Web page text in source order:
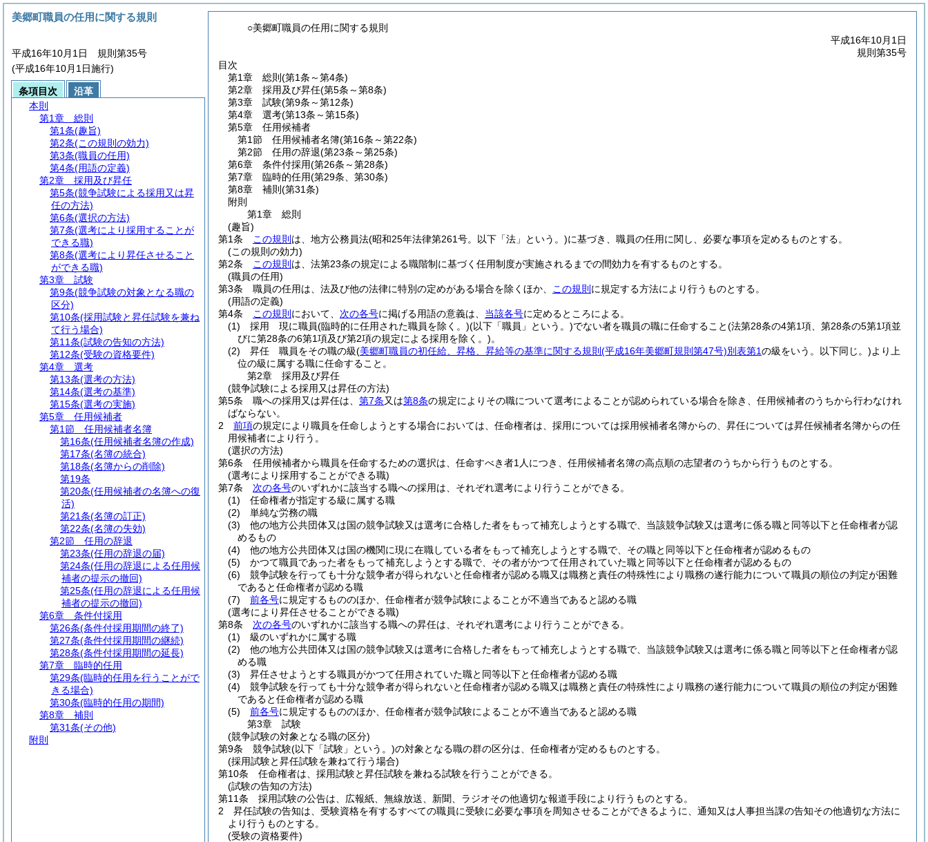
○美郷町職員の任用に関する規則
平成16年10月1日
規則第35号
目次
第1章
総則 (第1条～第4条)
第2章
採用及び昇任(第5条～第8条)
第3章
試験(第9条～第12条)
第4章
選考(第13条～第15条)
第5章
任用候補者
第1節
任用候補者名簿(第16条～第22条)
第2節
任用の辞退(第23条～第25条)
第6章
条件付採用(第26条～第28条)
第7章
臨時的任用(第29条、第30条)
第8章
補則 (第31条)
附則
第1章
総則
(趣旨)
第1条
この規則 は、地方公務員法(昭和25年法律第261号。以下「法」という。)に基づき、職員の任用に関し、必要な事項を定めるものとする。
(この規則の効力)
第2条
この規則 は、法第23条の規定による職階制に基づく任用制度が実施されるまでの間効力を有するものとする。
(職員の任用)
第3条
職員の任用は、法及び他の法律に特別の定めがある場合を除くほか、 この規則 に規定する方法により行うものとする。
(用語の定義)
第4条
この規則 において、 次の各号に掲げる用語の意義は、 当該各号に定めるところによる。
(1)
採用 現に職員(臨時的に任用された職員を除く。)(以下「職員」という。)でない者を職員の職に任命すること(法第28条の4第1項、第28条の5第1項並
びに第28条の6第1項及び第2項の規定による採用を除く。)。
(2)
昇任 職員をその職の級(美郷町職員の初任給、昇格、昇給等の基準に関する規則 (平成16年美郷町規則第47号)別表第1の級をいう。以下同じ。)より上
位の級に属する職に任命すること。
第2章
採用及び昇任
(競争試験による採用又は昇任の方法)
第5条
職への採用又は昇任は、 第7条又は第8条の規定によりその職について選考によることが認められている場合を除き、任用候補者のうちから行わなけれ
ばならない。
2
前項の規定により職員を任命しようとする場合においては、任命権者は、採用については採用候補者名簿からの、昇任については昇任候補者名簿からの任
用候補者により行う。
(選択の方法)
第6条
任用候補者から職員を任命するための選択は、任命すべき者1人につき、任用候補者名簿の高点順の志望者のうちから行うものとする。
(選考により採用することができる職)
第7条
次の各号のいずれかに該当する職への採用は、それぞれ選考により行うことができる。
(1)
任命権者が指定する級に属する職
(2)
単純な労務の職
(3)
他の地方公共団体又は国の競争試験又は選考に合格した者をもって補充しようとする職で、当該競争試験又は選考に係る職と同等以下と任命権者が認
めるもの
(4)
他の地方公共団体又は国の機関に現に在職している者をもって補充しようとする職で、その職と同等以下と任命権者が認めるもの
(5)
かつて職員であった者をもって補充しようとする職で、その者がかつて任用されていた職と同等以下と任命権者が認めるもの
(6)
競争試験を行っても十分な競争者が得られないと任命権者が認める職又は職務と責任の特殊性により職務の遂行能力について職員の順位の判定が困難
であると任命権者が認める職
(7)
前各号に規定するもののほか、任命権者が競争試験によることが不適当であると認める職
(選考により昇任させることができる職)
第8条
次の各号のいずれかに該当する職への昇任は、それぞれ選考により行うことができる。
(1)
級のいずれかに属する職
(2)
他の地方公共団体又は国の競争試験又は選考に合格した者をもって補充しようとする職で、当該競争試験又は選考に係る職と同等以下と任命権者が認
める職
(3)
昇任させようとする職員がかつて任用されていた職と同等以下と任命権者が認める職
(4)
競争試験を行っても十分な競争者が得られないと任命権者が認める職又は職務と責任の特殊性により職務の遂行能力について職員の順位の判定が困難
であると任命権者が認める職
(5)
前各号に規定するもののほか、任命権者が競争試験によることが不適当であると認める職
第3章
試験
(競争試験の対象となる職の区分)
第9条
競争試験(以下「試験」という。)の対象となる職の群の区分は、任命権者が定めるものとする。
(採用試験と昇任試験を兼ねて行う場合)
第10条
任命権者は、採用試験と昇任試験を兼ねる試験を行うことができる。
(試験の告知の方法)
第11条
採用試験の公告は、広報紙、無線放送、新聞、ラジオその他適切な報道手段により行うものとする。
2
昇任試験の告知は、受験資格を有するすべての職員に受験に必要な事項を周知させることができるように、通知又は人事担当課の告知その他適切な方法に
より行うものとする。
(受験の資格要件)
美郷町職員の任用に関する規則
平成16年10月1日 規則第35号
(平成16年10月1日施行)
条項目次
沿革
本則
第1章
総則
第1条(趣旨)
第2条(この規則の効力)
第3条(職員の任用)
第4条(用語の定義)
第2章
採用及び昇任
第5条(競争試験による採用又は昇
任の方法)
第6条(選択の方法)
第7条(選考により採用することが
できる職)
第8条(選考により昇任させること
ができる職)
第3章
試験
第9条(競争試験の対象となる職の
区分)
第10条(採用試験と昇任試験を兼ね
て行う場合)
第11条(試験の告知の方法)
第12条(受験の資格要件)
第4章
選考
第13条(選考の方法)
第14条(選考の基準)
第15条(選考の実施)
第5章
任用候補者
第1節
任用候補者名簿
第16条(任用候補者名簿の作成)
第17条(名簿の統合)
第18条(名簿からの削除)
第19条
第20条(任用候補者の名簿への復
活)
第21条(名簿の訂正)
第22条(名簿の失効)
第2節
任用の辞退
第23条(任用の辞退の届)
第24条(任用の辞退による任用候
補者の提示の撤回)
第25条(任用の辞退による任用候
補者の提示の撤回)
第6章
条件付採用
第26条(条件付採用期間の終了)
第27条(条件付採用期間の継続)
第28条(条件付採用期間の延長)
第7章
臨時的任用
第29条(臨時的任用を行うことがで
きる場合)
第30条(臨時的任用の期間)
第8章
補則
第31条(その他)
附則